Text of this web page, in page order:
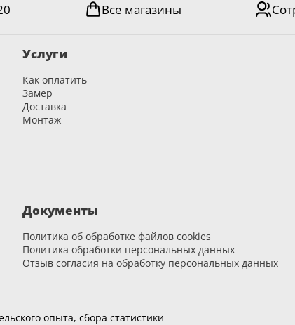
опыта, сбора статистики
Все магазины
Услуги
Как оплатить
Замер
Доставка
Монтаж
Документы
Политика об обработке файлов cookies
Политика обработки персональных данных
Отзыв согласия на обработку персональных данных